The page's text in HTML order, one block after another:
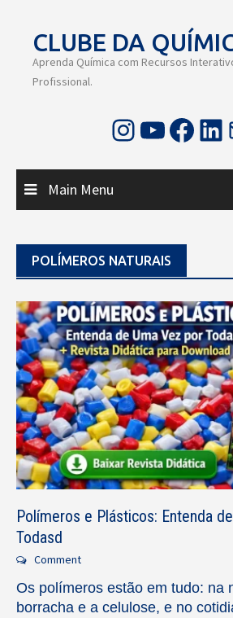
contentCLUBE DA
Aprenda Química com Recursos
Profissional.
Instagram Youtube Facebook LinkedIn E-mail
Main Menu
POLÍMEROS NATURAIS
Polímeros e Plásticos: Entenda
Todasd
Comment
Os polímeros estão em tudo: na
borracha e a celulose, e no